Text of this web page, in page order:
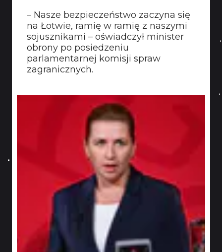
– Nasze bezpieczeństwo zaczyna się
na Łotwie, ramię w ramię z naszymi
sojusznikami – oświadczył minister
obrony po posiedzeniu
parlamentarnej komisji spraw
zagranicznych.